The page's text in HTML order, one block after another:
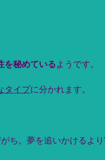
を秘めているようです。
タイプに分かれます。
ち。夢を追いかけるよ